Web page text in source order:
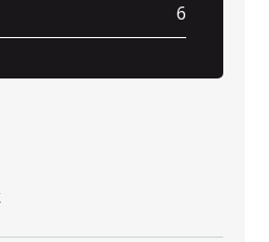
6